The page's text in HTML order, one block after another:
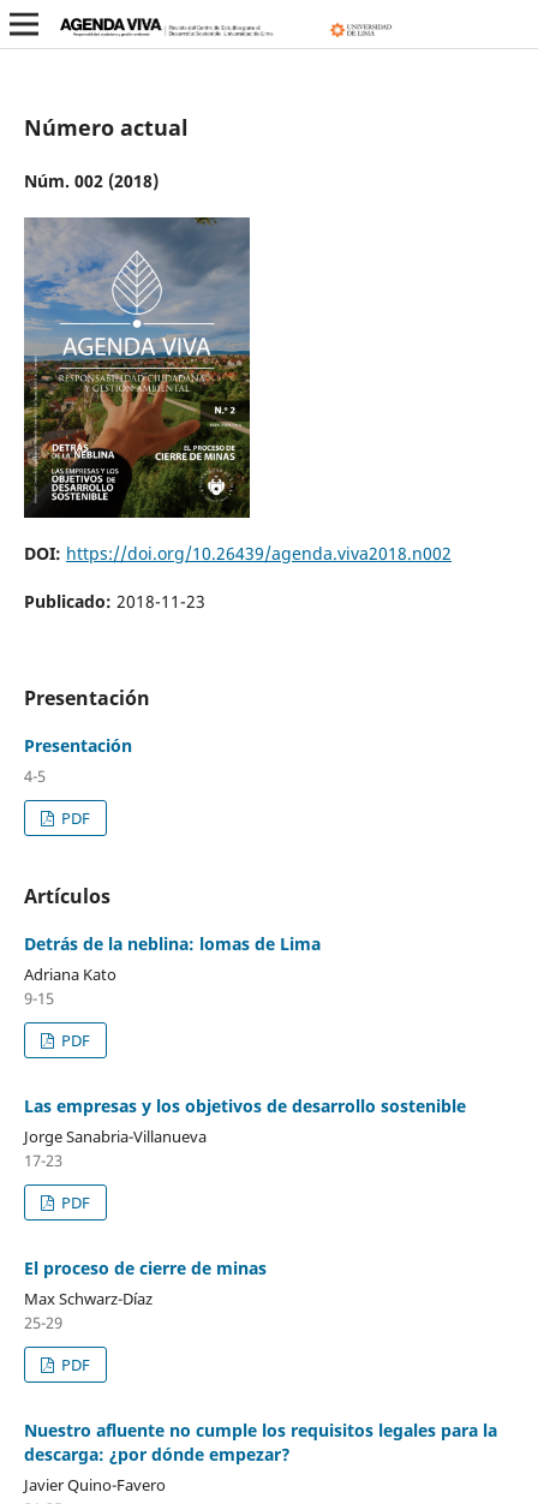
Número actual
Núm. 002 (2018)
DOI: https://doi.org/10.26439/agenda.viva2018.n002
Publicado: 2018-11-23
Presentación
Presentación
4-5
PDF
Artículos
Detrás de la neblina: lomas de Lima
Adriana Kato
9-15
PDF
Las empresas y los objetivos de desarrollo sostenible
Jorge Sanabria-Villanueva
17-23
PDF
El proceso de cierre de minas
Max Schwarz-Díaz
25-29
PDF
Nuestro afluente no cumple los requisitos legales para la
descarga: ¿por dónde empezar?
Javier Quino-Favero